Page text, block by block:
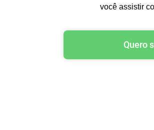
você assistir
Quero